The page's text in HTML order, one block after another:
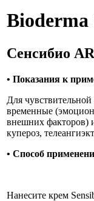
Bioderma
Сенсибио
• Показания к
Для
временные
внешних факторов)
купероз,
• Способ
Нанесите крем